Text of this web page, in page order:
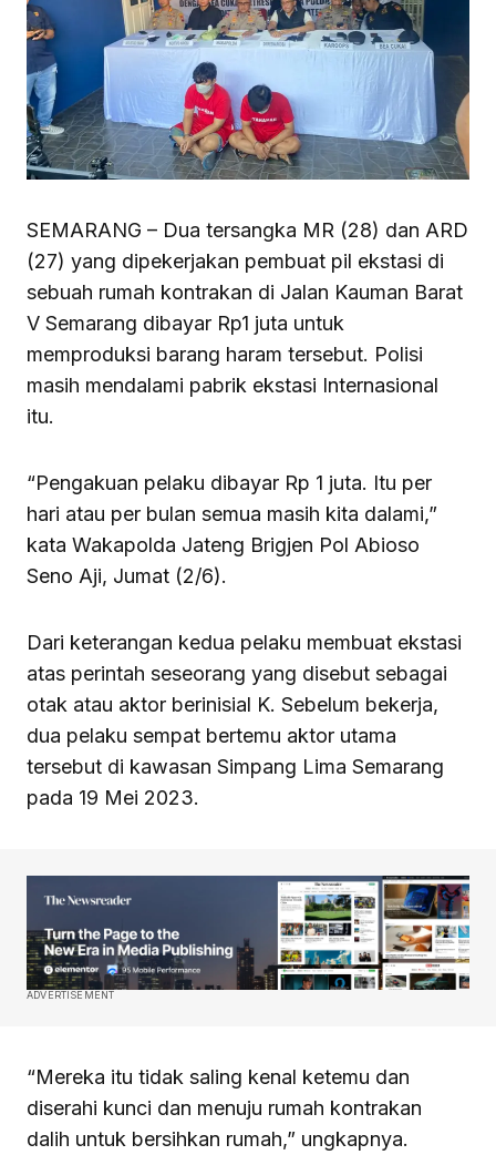
SEMARANG – Dua tersangka MR (28) dan ARD
(27) yang dipekerjakan pembuat pil ekstasi di
sebuah rumah kontrakan di Jalan Kauman Barat
V Semarang dibayar Rp1 juta untuk
memproduksi barang haram tersebut. Polisi
masih mendalami pabrik ekstasi Internasional
itu.
“Pengakuan pelaku dibayar Rp 1 juta. Itu per
hari atau per bulan semua masih kita dalami,”
kata Wakapolda Jateng Brigjen Pol Abioso
Seno Aji, Jumat (2/6).
Dari keterangan kedua pelaku membuat ekstasi
atas perintah seseorang yang disebut sebagai
otak atau aktor berinisial K. Sebelum bekerja,
dua pelaku sempat bertemu aktor utama
tersebut di kawasan Simpang Lima Semarang
pada 19 Mei 2023.
ADVERTISEMENT
“Mereka itu tidak saling kenal ketemu dan
diserahi kunci dan menuju rumah kontrakan
dalih untuk bersihkan rumah,” ungkapnya.